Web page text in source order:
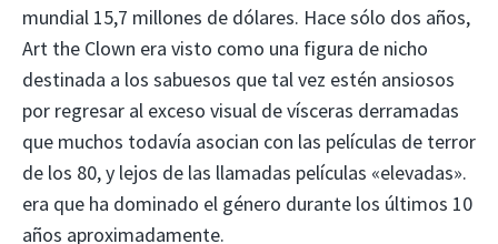
mundial 15,7 millones de dólares. Hace sólo dos años,
Art the Clown era visto como una figura de nicho
destinada a los sabuesos que tal vez estén ansiosos
por regresar al exceso visual de vísceras derramadas
que muchos todavía asocian con las películas de terror
de los 80, y lejos de las llamadas películas «elevadas».
era que ha dominado el género durante los últimos 10
años aproximadamente.